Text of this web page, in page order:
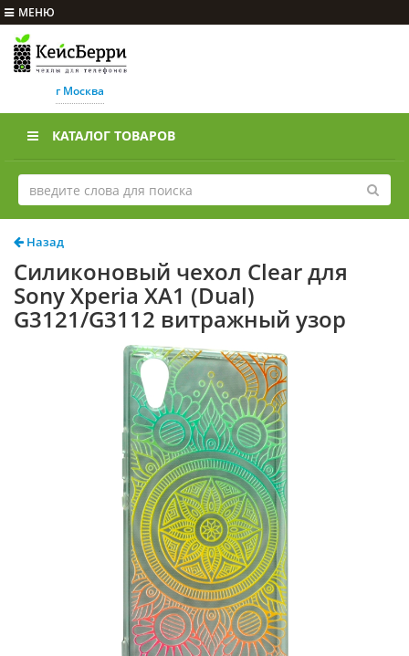
МЕНЮ
г Москва
КАТАЛОГ ТОВАРОВ
Назад
Силиконовый чехол Clear для
Sony Xperia XA1 (Dual)
G3121/G3112 витражный узор